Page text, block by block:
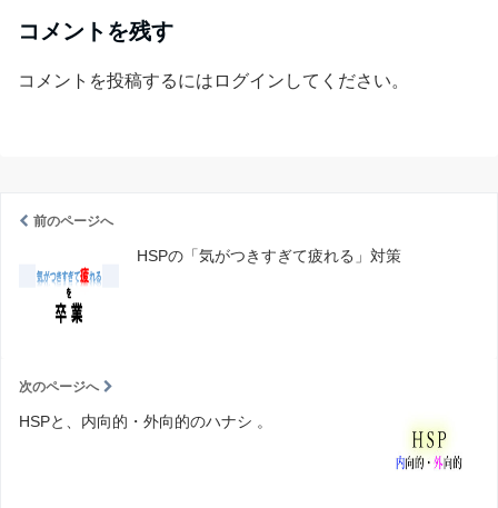
コメントを残す
コメントを投稿するには ログイン してください。
前のページへ
HSPの「気がつきすぎて疲れる」対策
次のページへ
HSPと、内向的・外向的のハナシ 。